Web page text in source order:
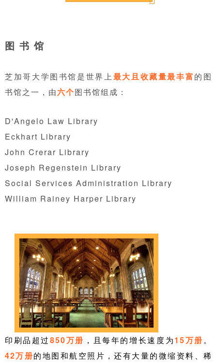
图 书 馆
芝加哥大学图书馆是世界上最大且收藏量最丰富的图
书馆之一，由六个图书馆组成：
D'Angelo Law Library
Eckhart Library
John Crerar Library
Joseph Regenstein Library
Social Services Administration Library
William Rainey Harper Library
印刷品超过850万册 ，且每年的增长速度为15万册。
42万册的地图和航空照片，还有大量的微缩资料、稀